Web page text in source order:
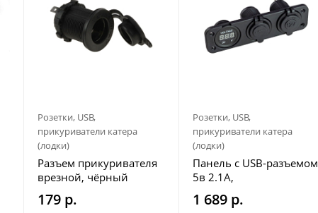
Розетки, USB,
прикуриватели катера
(лодки)
Разъем прикуривателя
врезной, чёрный
179 р.
Розетки, USB,
прикуриватели катера
(лодки)
Панель с USB-разъемом
5в 2.1А,
прикуривателем и
вольтметром
1 689 р.